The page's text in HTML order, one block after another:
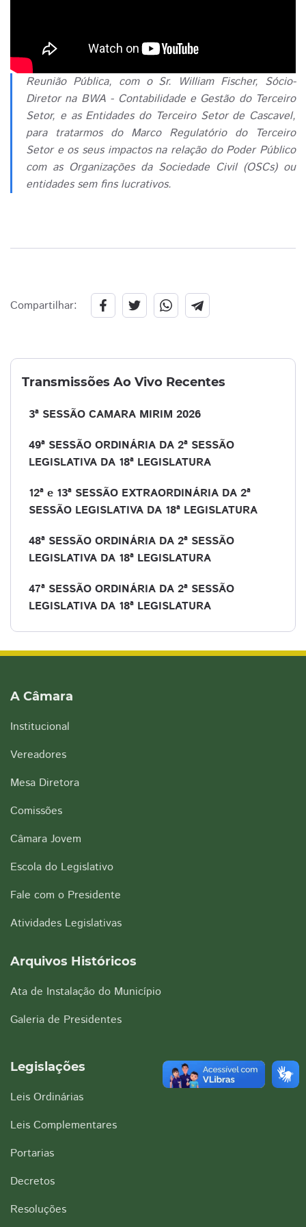
Reunião Pública, com o Sr. William Fischer, Sócio-
Diretor na BWA - Contabilidade e Gestão do Terceiro
Setor, e as Entidades do Terceiro Setor de Cascavel,
para tratarmos do Marco Regulatório do Terceiro
Setor e os seus impactos na relação do Poder Público
com as Organizações da Sociedade Civil (OSCs) ou
entidades sem fins lucrativos.
Compartilhar:
Transmissões Ao Vivo Recentes
3ª SESSÃO CAMARA MIRIM 2026
49ª SESSÃO ORDINÁRIA DA 2ª SESSÃO
LEGISLATIVA DA 18ª LEGISLATURA
12ª e 13ª SESSÃO EXTRAORDINÁRIA DA 2ª
SESSÃO LEGISLATIVA DA 18ª LEGISLATURA
48ª SESSÃO ORDINÁRIA DA 2ª SESSÃO
LEGISLATIVA DA 18ª LEGISLATURA
47ª SESSÃO ORDINÁRIA DA 2ª SESSÃO
LEGISLATIVA DA 18ª LEGISLATURA
A Câmara
Institucional
Vereadores
Mesa Diretora
Comissões
Câmara Jovem
Escola do Legislativo
Fale com o Presidente
Atividades Legislativas
Arquivos Históricos
Ata de Instalação do Município
Galeria de Presidentes
Legislações
Leis Ordinárias
Leis Complementares
Portarias
Decretos
Resoluções